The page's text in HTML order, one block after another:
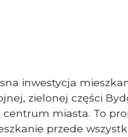
inwestycja
zielonej części
miasta. To
przede